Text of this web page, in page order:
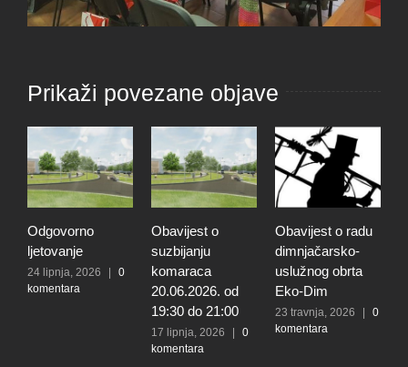
Prikaži povezane objave
Odgovorno
ljetovanje
24 lipnja, 2026
0
komentara
Obavijest o
suzbijanju
komaraca
20.06.2026. od
19:30 do 21:00
17 lipnja, 2026
0
komentara
Obavijest o radu
dimnjačarsko-
uslužnog obrta
Eko-Dim
23 travnja, 2026
0
komentara